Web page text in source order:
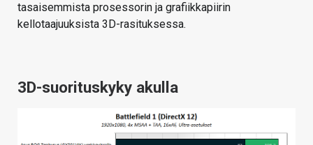
tasaisemmista prosessorin ja grafiikkapiirin
kellotaajuuksista 3D-rasituksessa.
3D-suorituskyky akulla